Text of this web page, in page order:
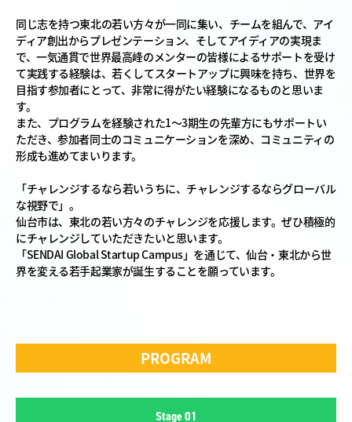
同じ志を持つ東北の若い方々が一同に集い、チームを組んで、アイ
ディア創出からプレゼンテーション、そしてアイディアの実現ま
で、一気通貫で世界最高峰のメンターの皆様によるサポートを受け
て実践する経験は、若くしてスタートアップに興味を持ち、世界を
目指す参加者にとって、非常に得がたい経験になるものと思いま
す。
また、プログラムを経験された1～3期生の先輩方にもサポートい
ただき、参加者同士のコミュニケーションを深め、コミュニティの
形成も進めてまいります。
「チャレンジするなら若いうちに、チャレンジするならグローバル
な視野で」。
仙台市は、東北の若い方々のチャレンジを応援します。ぜひ積極的
にチャレンジしていただきたいと思います。
「SENDAI Global Startup Campus」を通じて、仙台・東北から世
界を変える若手起業家が誕生することを願っています。
PROGRAM
Stage 01